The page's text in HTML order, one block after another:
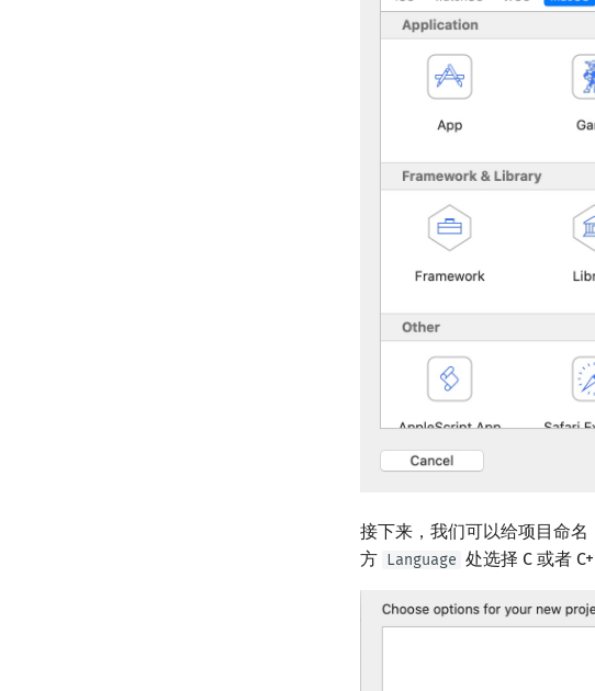
接下来，我们可以给项目命
方 Language 处选择 C 或者